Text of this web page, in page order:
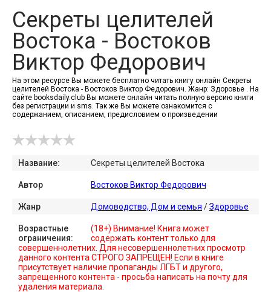
Секреты целителей
Востока - Востоков
Виктор Федорович
На этом ресурсе Вы можете бесплатно читать книгу онлайн Секреты
целителей Востока - Востоков Виктор Федорович. Жанр: Здоровье . На
сайте booksdaily.club Вы можете онлайн читать полную версию книги
без регистрации и sms. Так же Вы можете ознакомится с
содержанием, описанием, предисловием о произведении
Название: Секреты целителей Востока
Автор Востоков Виктор Федорович
Жанр Домоводство, Дом и семья /Здоровье
Возрастные
ограничения:
(18+) Внимание! Книга может
содержать контент только для
совершеннолетних. Для несовершеннолетних просмотр
данного контента СТРОГО ЗАПРЕЩЕН! Если в книге
присутствует наличие пропаганды ЛГБТ и другого,
запрещенного контента - просьба написать на почту для
удаления материала.